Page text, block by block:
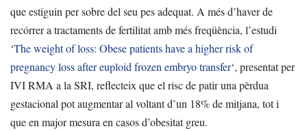
que estiguin per sobre del seu pes adequat. A més d’haver de
recórrer a tractaments de fertilitat amb més freqüència, l’estudi
‘The weight of loss: Obese patients have a higher risk of
pregnancy loss after euploid frozen embryo transfer‘, presentat per
IVI RMA a la SRI, reflecteix que el risc de patir una pèrdua
gestacional pot augmentar al voltant d’un 18% de mitjana, tot i
que en major mesura en casos d’obesitat greu.